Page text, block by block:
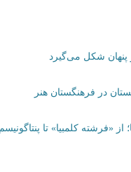
شکل می‌گیرد
در فرهنگستان هنر
کلمبیا» تا پنتاگونیسم